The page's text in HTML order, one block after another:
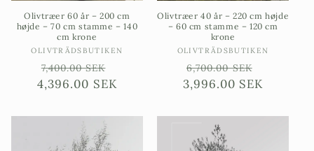
Olivtræer 60 år – 200 cm
højde – 70 cm stamme – 140
cm krone
Sælgere:
OLIVTRÄDSBUTIKEN
Ordinarie
pris
7,400.00 SEK
Försäljningspris
4,396.00 SEK
Olivtræer 40 år – 220 cm højde
– 60 cm stamme – 120 cm
krone
Sælgere:
OLIVTRÄDSBUTIKEN
Ordinarie
pris
6,700.00 SEK
3,996.00 SEK